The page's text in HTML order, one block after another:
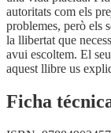
autoritats com els
problemes, però els
la llibertat que
avui escoltem. El
aquest llibre us
Ficha